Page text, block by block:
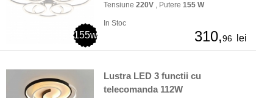
155w
Tensiune 220V , Putere 155 W
In Stoc
310,96 lei
Lustra LED 3 functii cu
telecomanda 112W